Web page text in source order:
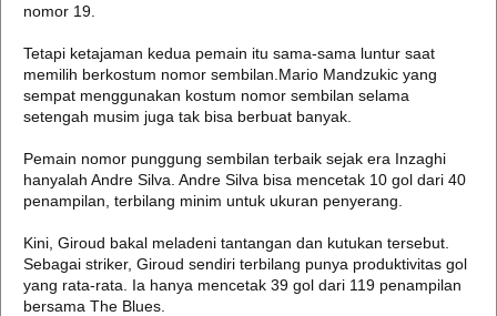
nomor 19.
Tetapi ketajaman kedua pemain itu sama-sama luntur saat
memilih berkostum nomor sembilan.Mario Mandzukic yang
sempat menggunakan kostum nomor sembilan selama
setengah musim juga tak bisa berbuat banyak.
Pemain nomor punggung sembilan terbaik sejak era Inzaghi
hanyalah Andre Silva. Andre Silva bisa mencetak 10 gol dari 40
penampilan, terbilang minim untuk ukuran penyerang.
Kini, Giroud bakal meladeni tantangan dan kutukan tersebut.
Sebagai striker, Giroud sendiri terbilang punya produktivitas gol
yang rata-rata. Ia hanya mencetak 39 gol dari 119 penampilan
bersama The Blues.